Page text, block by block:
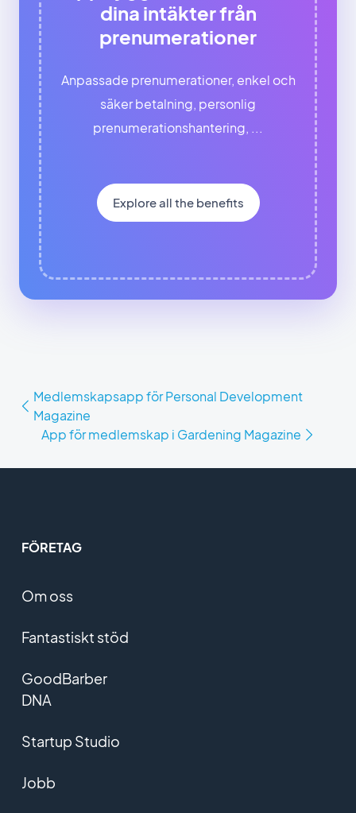
dina intäkter från
prenumerationer
Anpassade prenumerationer, enkel och
säker betalning, personlig
prenumerationshantering, ...
Explore all the benefits
Medlemskapsapp för Personal Development
Magazine
App för medlemskap i Gardening Magazine
FÖRETAG
Om oss
Fantastiskt stöd
GoodBarber
DNA
Startup Studio
Jobb